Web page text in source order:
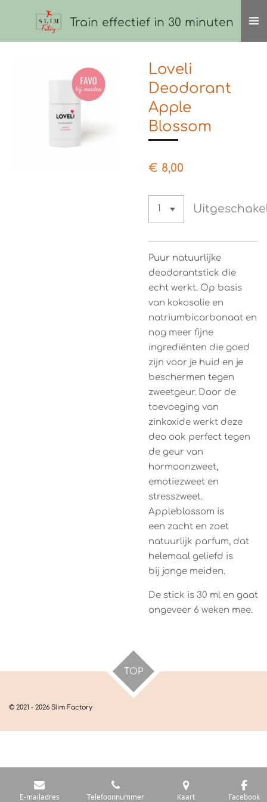
naar
Train effectief in 30 minuten
Loveli
Deodorant
Apple
Blossom
€ 8,00
Puur natuurlijke
deodorantstick die
echt werkt. Op basis
van kokosolie en
natriumbicarbonaat en
nog meer fijne
ingrediënten die goed
zijn voor je huid en je
beschermen tegen
zweetgeur. Door de
toevoeging van
zinkoxide werkt deze
deo ook perfect tegen
de geur van
hormoonzweet,
emotiezweet en
stresszweet.
Appleblossom is
een zacht en zoet
natuurlijk parfum, dat
helemaal geliefd is
bij jonge meiden.
De stick is 30 ml en gaat
ongeveer 6 weken mee.
TOP
© 2021 - 2026 Slim Factory
E-mailadres Telefoonnummer Kaart Facebook